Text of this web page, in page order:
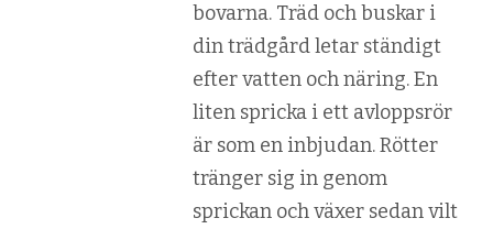
bovarna. Träd och buskar i
din trädgård letar ständigt
efter vatten och näring. En
liten spricka i ett avloppsrör
är som en inbjudan. Rötter
tränger sig in genom
sprickan och växer sedan vilt